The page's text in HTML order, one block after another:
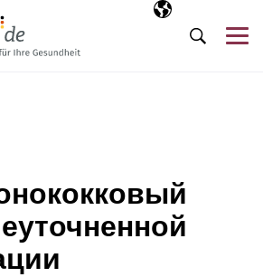
Выбранный
RU
Поиск